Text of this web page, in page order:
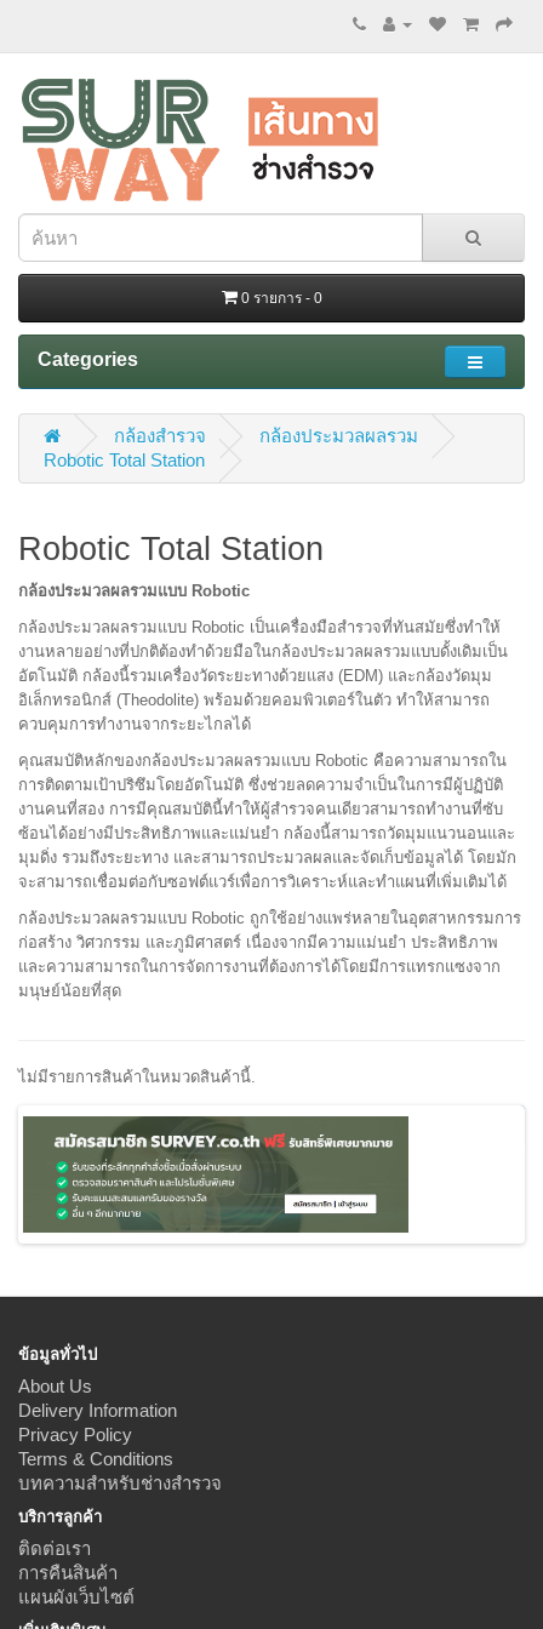
0 รายการ - 0
Categories
กล้องสำรวจ
กล้องประมวลผลรวม
Robotic Total Station
Robotic Total Station
กล้องประมวลผลรวมแบบ Robotic
กล้องประมวลผลรวมแบบ Robotic เป็นเครื่องมือสำรวจที่ทันสมัยซึ่งทำให้
งานหลายอย่างที่ปกติต้องทำด้วยมือในกล้องประมวลผลรวมแบบดั้งเดิมเป็น
อัตโนมัติ กล้องนี้รวมเครื่องวัดระยะทางด้วยแสง (EDM) และกล้องวัดมุม
อิเล็กทรอนิกส์ (Theodolite) พร้อมด้วยคอมพิวเตอร์ในตัว ทำให้สามารถ
ควบคุมการทำงานจากระยะไกลได้
คุณสมบัติหลักของกล้องประมวลผลรวมแบบ Robotic คือความสามารถใน
การติดตามเป้าปริซึมโดยอัตโนมัติ ซึ่งช่วยลดความจำเป็นในการมีผู้ปฏิบัติ
งานคนที่สอง การมีคุณสมบัตินี้ทำให้ผู้สำรวจคนเดียวสามารถทำงานที่ซับ
ซ้อนได้อย่างมีประสิทธิภาพและแม่นยำ กล้องนี้สามารถวัดมุมแนวนอนและ
มุมดิ่ง รวมถึงระยะทาง และสามารถประมวลผลและจัดเก็บข้อมูลได้ โดยมัก
จะสามารถเชื่อมต่อกับซอฟต์แวร์เพื่อการวิเคราะห์และทำแผนที่เพิ่มเติมได้
กล้องประมวลผลรวมแบบ Robotic ถูกใช้อย่างแพร่หลายในอุตสาหกรรมการ
ก่อสร้าง วิศวกรรม และภูมิศาสตร์ เนื่องจากมีความแม่นยำ ประสิทธิภาพ
และความสามารถในการจัดการงานที่ต้องการได้โดยมีการแทรกแซงจาก
มนุษย์น้อยที่สุด
ไม่มีรายการสินค้าในหมวดสินค้านี้.
ข้อมูลทั่วไป
About Us
Delivery Information
Privacy Policy
Terms & Conditions
บทความสำหรับช่างสำรวจ
บริการลูกค้า
ติดต่อเรา
การคืนสินค้า
แผนผังเว็บไซต์